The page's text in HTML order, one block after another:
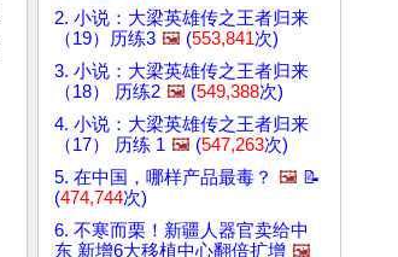
2. 小说：大梁英雄传之王者归来
（19）历练3 🖼️ (553,841次)
3. 小说：大梁英雄传之王者归来
（18） 历练2 🖼️ (549,388次)
4. 小说：大梁英雄传之王者归来
（17） 历练 1 🖼️ (547,263次)
5. 在中国，哪样产品最毒？ 🖼️ 📝
(474,744次)
6. 不寒而栗！新疆人器官卖给中
东 新增6大移植中心翻倍扩增 🖼️